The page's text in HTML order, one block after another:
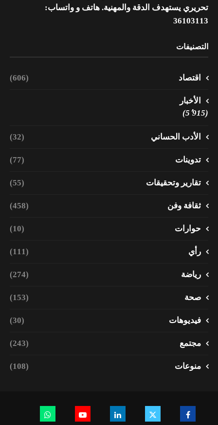
تحريري يستهدف الدقة والمهنية. هاتف و واتساب:
36103113
التصنيفات
اقتصاد (606)
الأخبار
(5٬915)
الأدب الحساني (32)
تدوينات (77)
تقارير وتحقيقات (55)
ثقافة وفن (458)
حوارات (10)
رأي (111)
رياضة (274)
صحة (153)
فيديوهات (30)
مجتمع (243)
منوعات (108)